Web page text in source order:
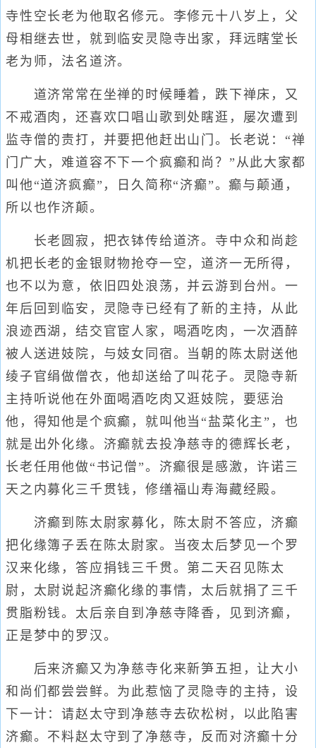
寺性空长老为他取名修元。李修元十八岁上，父
母相继去世，就到临安灵隐寺出家，拜远瞎堂长
老为师，法名道济。
道济常常在坐禅的时候睡着，跌下禅床，又
不戒酒肉，还喜欢口唱山歌到处瞎逛，屡次遭到
监寺僧的责打，并要把他赶出山门。长老说：“禅
门广大，难道容不下一个疯癫和尚？”从此大家都
叫他“道济疯癫”，日久简称“济癫”。癫与颠通，
所以也作济颠。
长老圆寂，把衣钵传给道济。寺中众和尚趁
机把长老的金银财物抢夺一空，道济一无所得，
也不以为意，依旧四处浪荡，并云游到台州。一
年后回到临安，灵隐寺已经有了新的主持，从此
浪迹西湖，结交官宦人家，喝酒吃肉，一次酒醉
被人送进妓院，与妓女同宿。当朝的陈太尉送他
绫子官绢做僧衣，他却送给了叫花子。灵隐寺新
主持听说他在外面喝酒吃肉又逛妓院，要惩治
他，得知他是个疯癫，就叫他当“盐菜化主”，也
就是出外化缘。济癫就去投净慈寺的德辉长老，
长老任用他做“书记僧”。济癫很是感激，许诺三
天之内募化三千贯钱，修缮福山寿海藏经殿。
济癫到陈太尉家募化，陈太尉不答应，济癫
把化缘簿子丢在陈太尉家。当夜太后梦见一个罗
汉来化缘，答应捐钱三千贯。第二天召见陈太
尉，太尉说起济癫化缘的事情，太后就捐了三千
贯脂粉钱。太后亲自到净慈寺降香，见到济癫，
正是梦中的罗汉。
后来济癫又为净慈寺化来新笋五担，让大小
和尚们都尝尝鲜。为此惹恼了灵隐寺的主持，设
下一计：请赵太守到净慈寺去砍松树，以此陷害
济癫。不料赵太守到了净慈寺，反而对济癫十分